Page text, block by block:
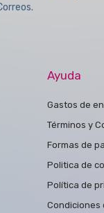
Ayuda
Gastos de
Términos y
Formas de
Politica de
Política de
Condiciones